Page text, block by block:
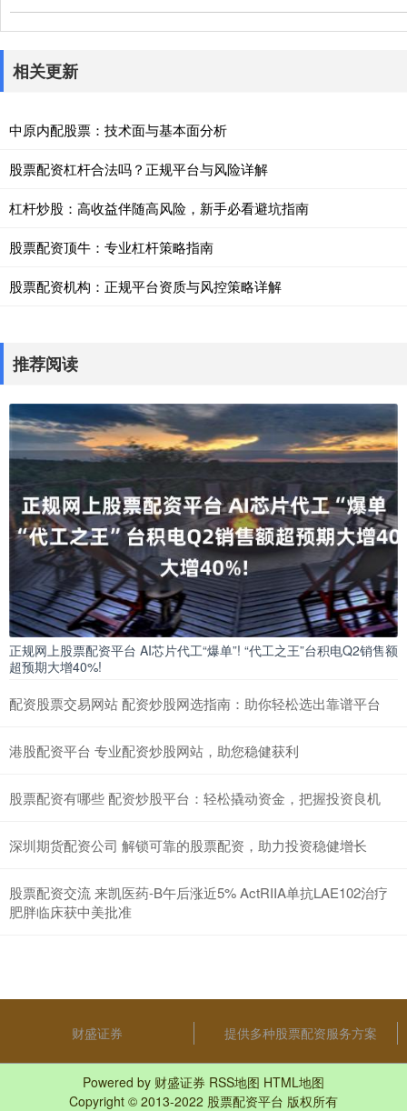
相关更新
中原内配股票：技术面与基本面分析
股票配资杠杆合法吗？正规平台与风险详解
杠杆炒股：高收益伴随高风险，新手必看避坑指南
股票配资顶牛：专业杠杆策略指南
股票配资机构：正规平台资质与风控策略详解
推荐阅读
正规网上股票配资平台 AI芯片代工“爆单”! “代工之王”台积电Q2销售额
超预期大增40%!
配资股票交易网站 配资炒股网选指南：助你轻松选出靠谱平台
港股配资平台 专业配资炒股网站，助您稳健获利
股票配资有哪些 配资炒股平台：轻松撬动资金，把握投资良机
深圳期货配资公司 解锁可靠的股票配资，助力投资稳健增长
股票配资交流 来凯医药-B午后涨近5% ActRIIA单抗LAE102治疗
肥胖临床获中美批准
财盛证券 提供多种股票配资服务方案
Powered by 财盛证券 RSS地图 HTML地图
Copyright © 2013-2022 股票配资平台 版权所有